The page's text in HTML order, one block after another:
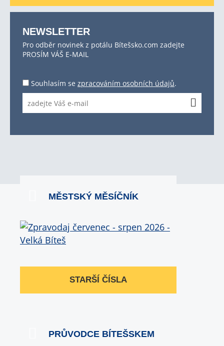
NEWSLETTER
Pro odběr novinek z potálu Bítešsko.com zadejte
PROSÍM VÁŠ E-MAIL
Souhlasím se zpracováním osobních údajů.
MĚSTSKÝ MĚSÍČNÍK
STARŠÍ ČÍSLA
PRŮVODCE BÍTEŠSKEM